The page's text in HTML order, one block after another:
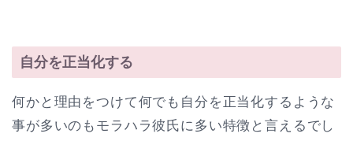
自分を正当化する
何かと理由をつけて何でも自分を正当化するような
事が多いのもモラハラ彼氏に多い特徴と言えるでし